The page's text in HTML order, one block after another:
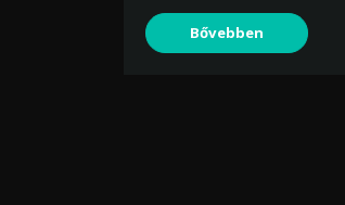
Bővebben